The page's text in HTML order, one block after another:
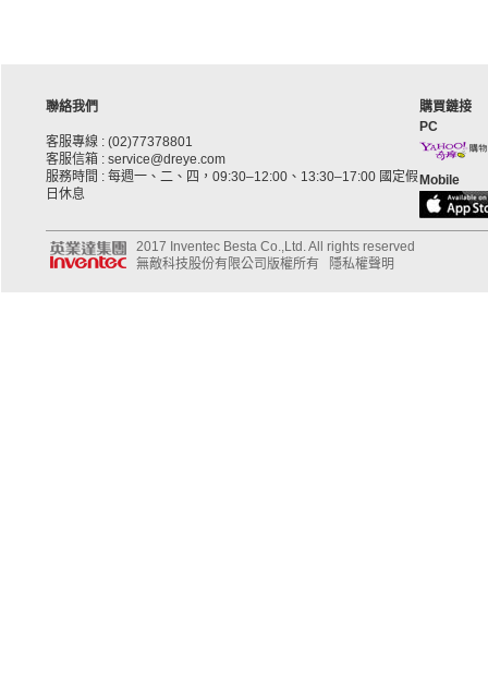
聯絡我們
客服專線 : (02)77378801
客服信箱 : service@dreye.com
服務時間 : 每週一、二、四，09:30–12:00、13:30–17:00 國定假
日休息
購買鏈接
PC
Mobile
2017 Inventec Besta Co.,Ltd. All rights reserved
無敵科技股份有限公司版權所有
隱私權聲明